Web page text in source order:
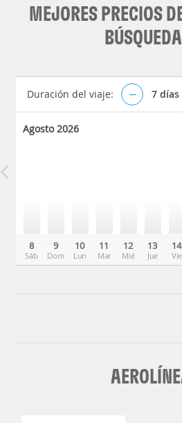
MEJORES PRECIOS
Duración del viaje: – 7 días
Agosto 2026
8
Sáb
9
Dom
10
Lun
11
Mar
12
Mié
13
Jue
14
Vie